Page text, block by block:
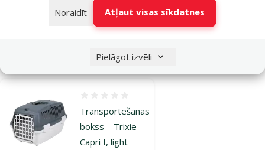
Noraidīt
Atļaut visas sīkdatnes
Pielāgot izvēli
Cena
17,99 €
Pievienot grozam
Transportēšanas
bokss – Trixie
Capri I, light